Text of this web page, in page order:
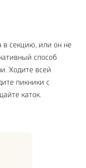
в секцию, или он не
способ
Ходите всей
пикники с
каток.